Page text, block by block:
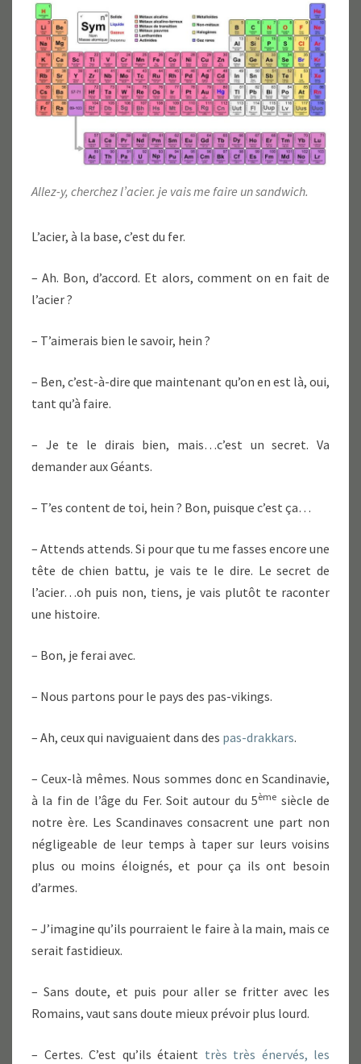
Allez-y, cherchez l’acier. je vais me faire un sandwich.
L’acier, à la base, c’est du fer.
– Ah. Bon, d’accord. Et alors, comment on en fait de
l’acier ?
– T’aimerais bien le savoir, hein ?
– Ben, c’est-à-dire que maintenant qu’on en est là, oui,
tant qu’à faire.
– Je te le dirais bien, mais…c’est un secret. Va
demander aux Géants.
– T’es content de toi, hein ? Bon, puisque c’est ça…
– Attends attends. Si pour que tu me fasses encore une
tête de chien battu, je vais te le dire. Le secret de
l’acier…oh puis non, tiens, je vais plutôt te raconter
une histoire.
– Bon, je ferai avec.
– Nous partons pour le pays des pas-vikings.
– Ah, ceux qui naviguaient dans des pas-drakkars.
– Ceux-là mêmes. Nous sommes donc en Scandinavie,
à la fin de l’âge du Fer. Soit autour du 5ème siècle de
notre ère. Les Scandinaves consacrent une part non
négligeable de leur temps à taper sur leurs voisins
plus ou moins éloignés, et pour ça ils ont besoin
d’armes.
– J’imagine qu’ils pourraient le faire à la main, mais ce
serait fastidieux.
– Sans doute, et puis pour aller se fritter avec les
Romains, vaut sans doute mieux prévoir plus lourd.
– Certes. C’est qu’ils étaient très très énervés, les